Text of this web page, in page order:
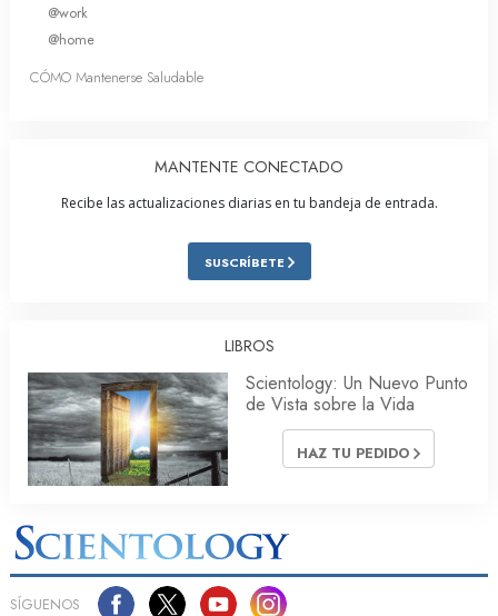
@work
@home
CÓMO Mantenerse Saludable
MANTENTE CONECTADO
Recibe las actualizaciones diarias en tu bandeja de entrada.
SUSCRÍBETE
LIBROS
Scientology: Un Nuevo Punto
de Vista sobre la Vida
HAZ TU PEDIDO
SÍGUENOS